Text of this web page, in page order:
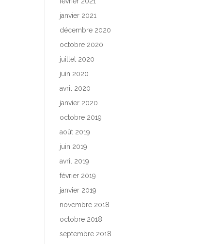
janvier 2021
décembre 2020
octobre 2020
juillet 2020
juin 2020
avril 2020
janvier 2020
octobre 2019
août 2019
juin 2019
avril 2019
février 2019
janvier 2019
novembre 2018
octobre 2018
septembre 2018